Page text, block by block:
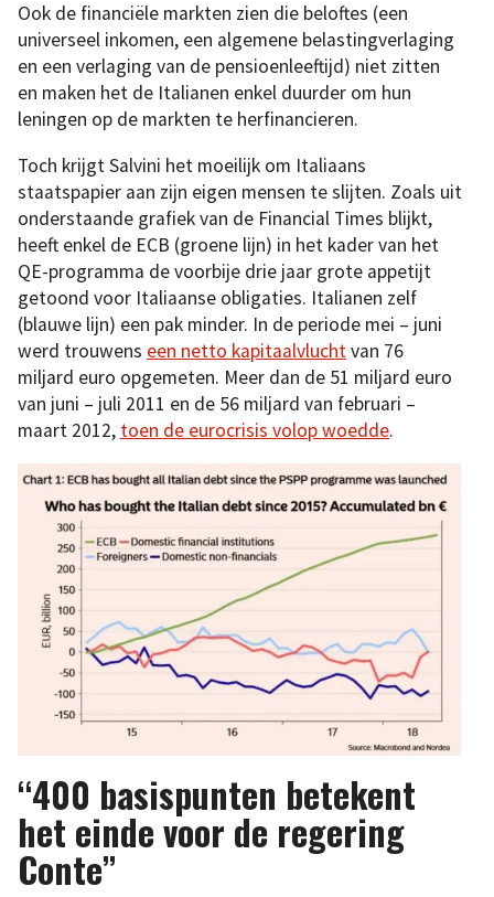
Ook de financiële markten zien die beloftes (een
universeel inkomen, een algemene belastingverlaging
en een verlaging van de pensioenleeftijd) niet zitten
en maken het de Italianen enkel duurder om hun
leningen op de markten te herfinancieren.
Toch krijgt Salvini het moeilijk om Italiaans
staatspapier aan zijn eigen mensen te slijten. Zoals uit
onderstaande grafiek van de Financial Times blijkt,
heeft enkel de ECB (groene lijn) in het kader van het
QE-programma de voorbije drie jaar grote appetijt
getoond voor Italiaanse obligaties. Italianen zelf
(blauwe lijn) een pak minder. In de periode mei – juni
werd trouwens een netto kapitaalvluchtvan 76
miljard euro opgemeten. Meer dan de 51 miljard euro
van juni – juli 2011 en de 56 miljard van februari –
maart 2012, toen de eurocrisis volop woedde.
“400 basispunten betekent
het einde voor de regering
Conte”